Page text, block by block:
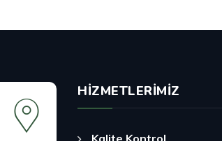
HIZMETLERIMIZ
Kalite Kontrol